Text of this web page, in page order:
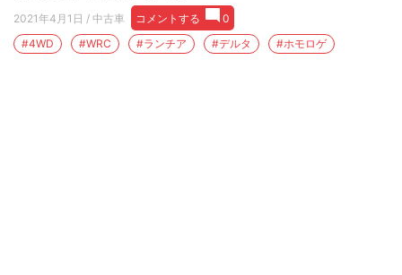
2021年4月1日 / 中古車 コメントする
0
#4WD
#WRC #ランチア #デルタ #ホモロゲ